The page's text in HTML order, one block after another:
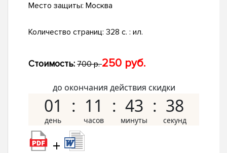
Место защиты: Москва
Количество страниц: 328 с. : ил.
Стоимость: 700 р.250 руб.
до окончания действия скидки
01 11 43 37
+